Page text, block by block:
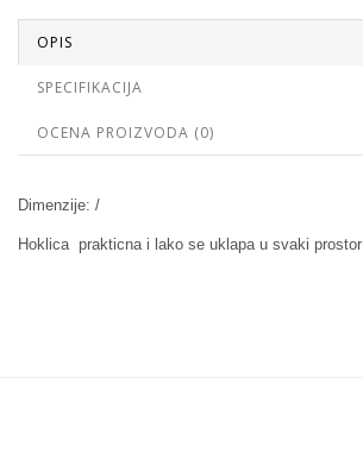
OPIS
SPECIFIKACIJA
OCENA PROIZVODA (0)
Dimenzije: /
Hoklica prakticna i lako se uklapa u svaki prostor